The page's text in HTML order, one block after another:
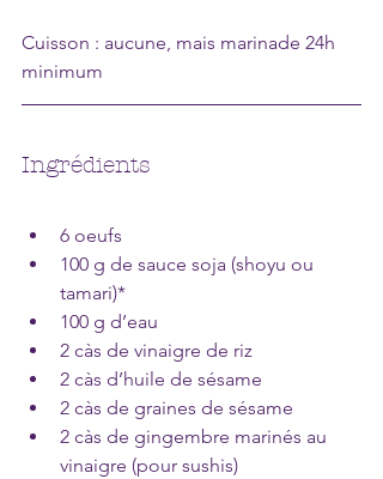
Cuisson : aucune, mais marinade 24h
minimum
Ingrédients
6 oeufs
100 g de sauce soja (shoyu ou
tamari)*
100 g d’eau
2 càs de vinaigre de riz
2 càs d’huile de sésame
2 càs de graines de sésame
2 càs de gingembre marinés au
vinaigre (pour sushis)